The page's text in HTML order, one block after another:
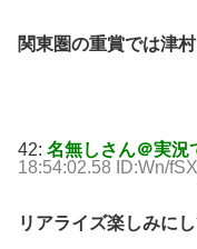
関東圏の重賞では津
42: 名無しさん＠実況
18:54:02.58 ID:Wn/
リアライズ楽しみに